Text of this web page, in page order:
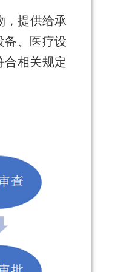
，提供给承
备、医疗设
合相关规定